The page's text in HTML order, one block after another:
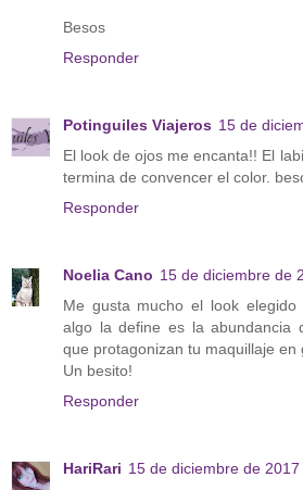
Besos
Responder
Potinguiles Viajeros 15 de
El look de ojos me encanta!! El
termina de convencer el color.
Responder
Noelia Cano 15 de diciembre de
Me gusta mucho el look
algo la define es la abundancia
que protagonizan tu maquillaje en
Un besito!
Responder
HariRari 15 de diciembre de 2017